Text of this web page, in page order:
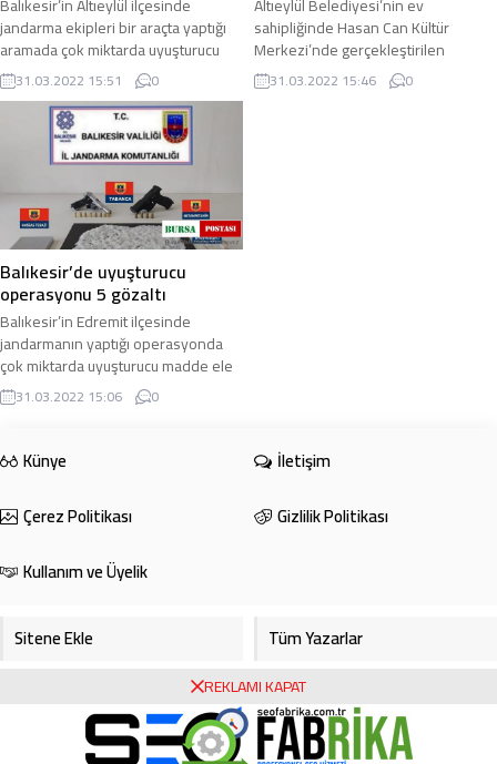
jandarma ekipleri bir araçta yaptığı
aramada çok miktarda uyuşturucu
hap ele geçirdi. Operasyonda 2
şüpheli ...
31.03.2022 15:51 0
sahipliğinde Hasan Can Kültür
Merkezi’nde gerçekleştirilen
Altıeylül’de Bahara Merhaba
Konseri’nde sahne alan Gazi ...
31.03.2022 15:46 0
Balıkesir’de uyuşturucu
operasyonu 5 gözaltı
Balıkesir’in Edremit ilçesinde
jandarmanın yaptığı operasyonda
çok miktarda uyuşturucu madde ele
geçirilirken, 5 kişi gözaltına alındı
Edinilen ...
31.03.2022 15:06 0
Künye
İletişim
Çerez Politikası
Gizlilik Politikası
Kullanım ve Üyelik
Sitene Ekle
Tüm Yazarlar
Foto Galeri
Video Galeri
Bursa Haberleri
REKLAMI KAPAT